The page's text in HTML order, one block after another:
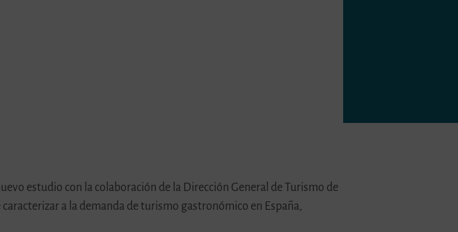
estudio con la colaboración de la Dirección General de Turismo de
a la demanda de turismo gastronómico en España,